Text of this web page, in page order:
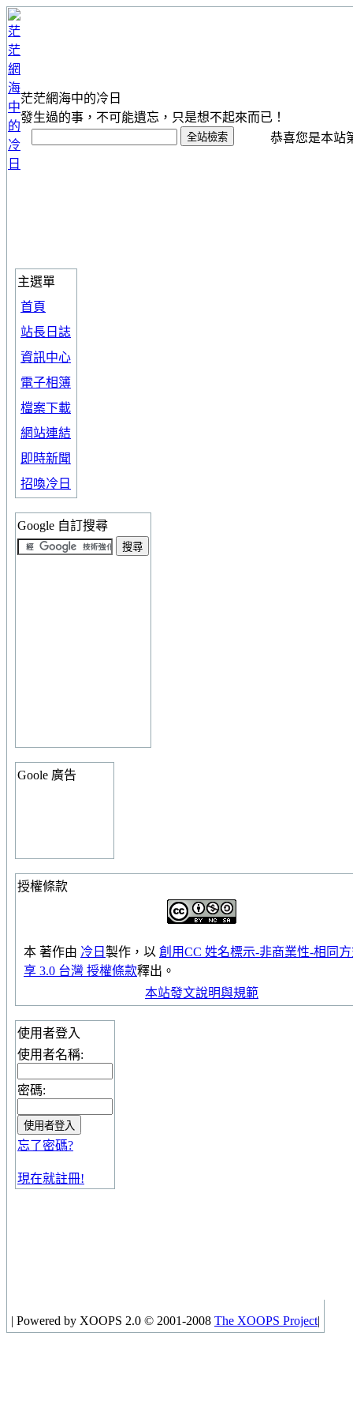
茫茫網海中的冷日
發生過的事，不可能遺忘，只是想不起來而已！
恭喜您是本站
主選單
首頁
站長日誌
資訊中心
電子相簿
檔案下載
網站連結
即時新聞
招喚冷日
Google 自訂搜尋
Goole 廣告
授權條款
本 著作由 冷日 製作，以 創用CC 姓名標示-非商業性-相同
享 3.0 台灣 授權條款釋出。
本站發文說明與規範
使用者登入
使用者名稱:
密碼:
忘了密碼?
現在就註冊!
| Powered by XOOPS 2.0 © 2001-2008 The XOOPS Project|